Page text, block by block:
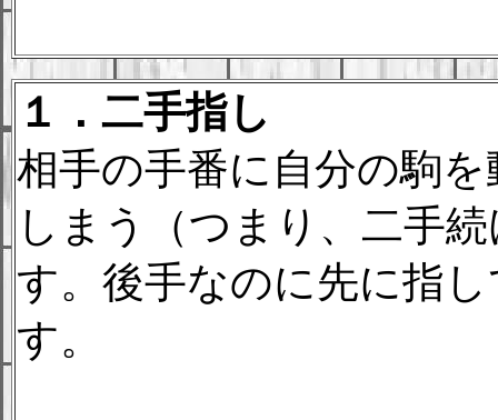
１．二手指し
相手の手番に自分の駒
しまう（つまり、二手
す。後手なのに先に指
す。